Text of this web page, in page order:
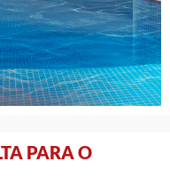
PARA O